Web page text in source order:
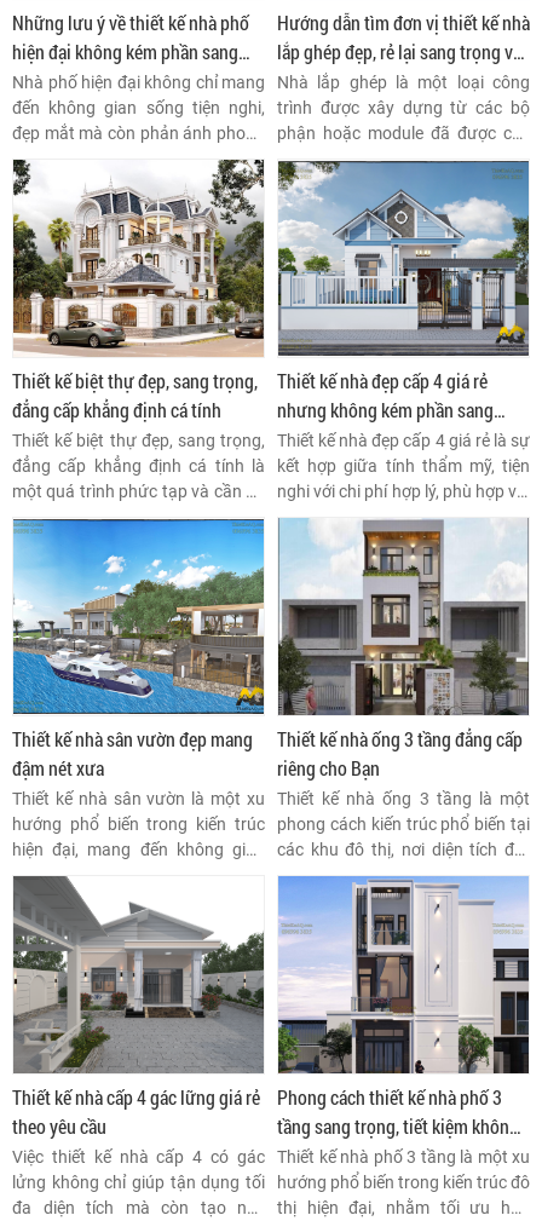
Những lưu ý về thiết kế nhà phố
hiện đại không kém phần sang
trọng
Nhà phố hiện đại không chỉ mang
đến không gian sống tiện nghi,
đẹp mắt mà còn phản ánh phong
cách sống hiện đại và cá nhân
hóa của gia chủ.
Hướng dẫn tìm đơn vị thiết kế nhà
lắp ghép đẹp, rẻ lại sang trọng và
đẳng cấp
Nhà lắp ghép là một loại công
trình được xây dựng từ các bộ
phận hoặc module đã được chế
tạo sẵn tại nhà máy, sau đó được
vận chuyển đến công trường và
lắp ráp thành ngôi nhà hoàn
chỉnh.
Thiết kế biệt thự đẹp, sang trọng,
đẳng cấp khẳng định cá tính
Thiết kế biệt thự đẹp, sang trọng,
đẳng cấp khẳng định cá tính là
một quá trình phức tạp và cần sự
chú ý đến nhiều yếu tố để tạo ra
một không gian sống sang trọng
và tiện nghi.
Thiết kế nhà đẹp cấp 4 giá rẻ
nhưng không kém phần sang
trọng
Thiết kế nhà đẹp cấp 4 giá rẻ là sự
kết hợp giữa tính thẩm mỹ, tiện
nghi với chi phí hợp lý, phù hợp với
không gian sống lý tưởng của
nhiều gia đình tại Việt Nam.
Thiết kế nhà sân vườn đẹp mang
đậm nét xưa
Thiết kế nhà sân vườn là một xu
hướng phổ biến trong kiến trúc
hiện đại, mang đến không gian
sống xanh mát, thoáng đãng và
gần gũi với thiên nhiên.
Thiết kế nhà ống 3 tầng đẳng cấp
riêng cho Bạn
Thiết kế nhà ống 3 tầng là một
phong cách kiến trúc phổ biến tại
các khu đô thị, nơi diện tích đất
hạn chế. Nhà ống thường có mặt
tiền hẹp và chiều sâu dài, phù hợp
với các lô đất hình chữ nhật.
Thiết kế nhà cấp 4 gác lững giá rẻ
theo yêu cầu
Việc thiết kế nhà cấp 4 có gác
lửng không chỉ giúp tận dụng tối
đa diện tích mà còn tạo nên
Phong cách thiết kế nhà phố 3
tầng sang trọng, tiết kiệm không
gian, chi phí
Thiết kế nhà phố 3 tầng là một xu
hướng phổ biến trong kiến trúc đô
thị hiện đại, nhằm tối ưu hóa